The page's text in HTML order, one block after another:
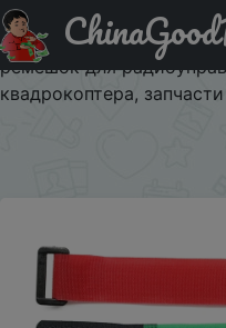
Купити на розпродажі
Lipo зажим для
ремешок для
квадрокоптера, запчасти